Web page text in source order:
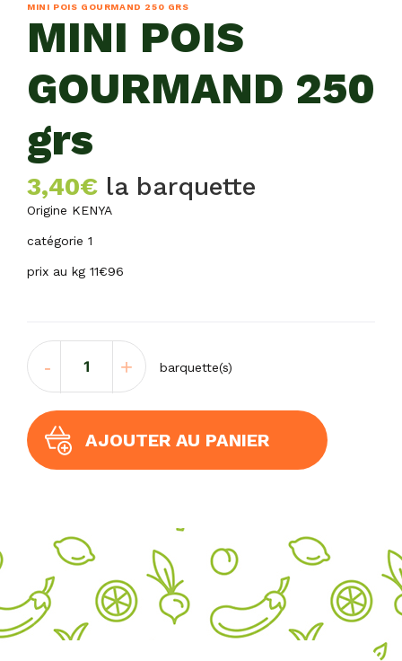
MINI POIS GOURMAND 250 GRS
MINI POIS
GOURMAND 250
grs
3,40€ la barquette
Origine KENYA
catégorie 1
prix au kg 11€96
-
quantité
de
MINI
POIS
GOURMAND
250
+ barquette(s)
AJOUTER AU PANIER